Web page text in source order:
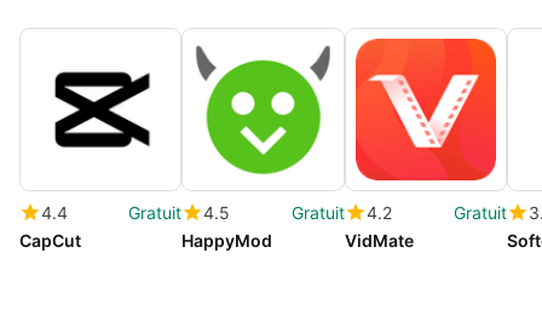
4.4
Gratuit
CapCut
4.5
Gratuit
HappyMod
4.2
Gratuit
VidMate